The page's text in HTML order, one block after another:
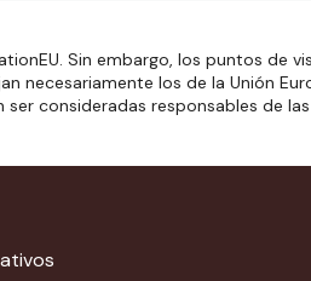
Sin embargo, los puntos de
necesariamente los de la Unión
consideradas responsables de las